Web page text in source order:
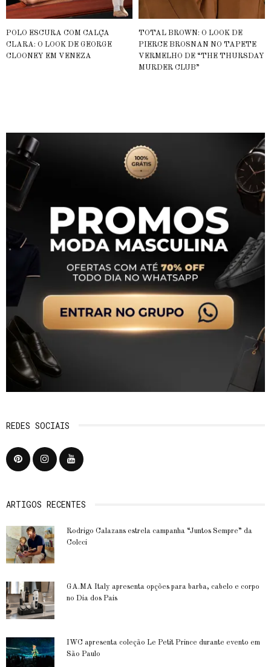
POLO ESCURA COM CALÇA
CLARA: O LOOK DE GEORGE
CLOONEY EM VENEZA
TOTAL BROWN: O LOOK DE
PIERCE BROSNAN NO TAPETE
VERMELHO DE “THE THURSDAY
MURDER CLUB”
REDES SOCIAIS
ARTIGOS RECENTES
Rodrigo Calazans estrela campanha “Juntos Sempre” da
Colcci
GA.MA Italy apresenta opções para barba, cabelo e corpo
no Dia dos Pais
IWC apresenta coleção Le Petit Prince durante evento em
São Paulo